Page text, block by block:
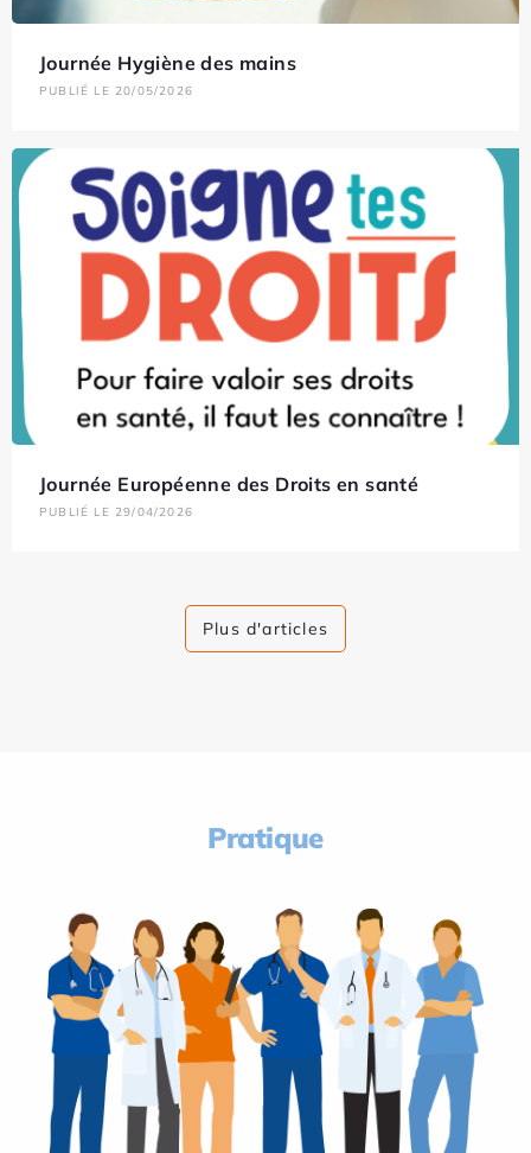
Journée Hygiène des mains
PUBLIÉ LE 20/05/2026
Journée Européenne des Droits en santé
PUBLIÉ LE 29/04/2026
Plus d'articles
Pratique